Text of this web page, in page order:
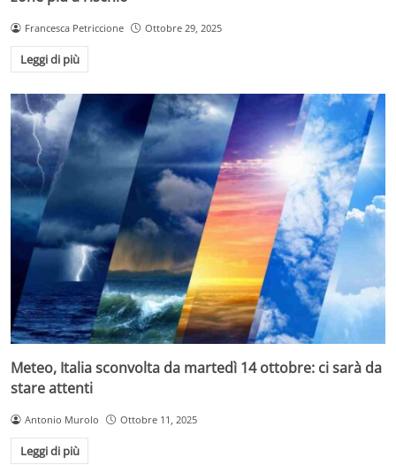
Francesca Petriccione Ottobre 29, 2025
Leggi di più
Meteo, Italia sconvolta da martedì 14 ottobre: ci sarà da
stare attenti
Antonio Murolo Ottobre 11, 2025
Leggi di più